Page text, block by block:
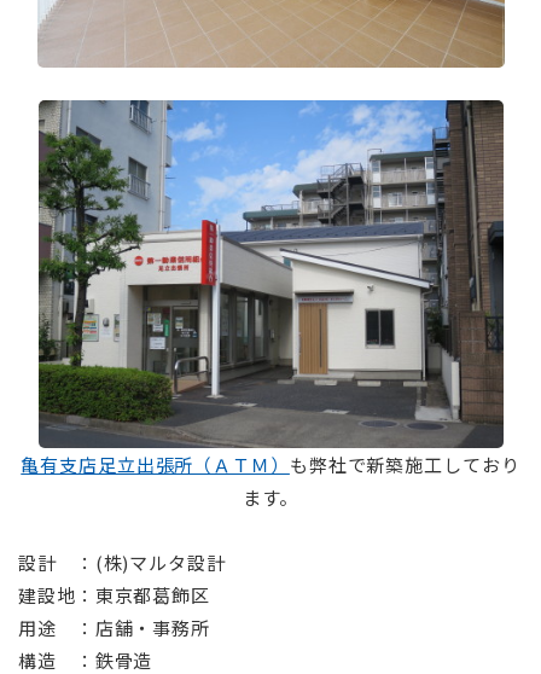
亀有支店足立出張所（ＡＴＭ） も弊社で新築施工しており
ます。
設計 ：(株)マルタ設計
建設地：東京都葛飾区
用途 ：店舗・事務所
構造 ：鉄骨造